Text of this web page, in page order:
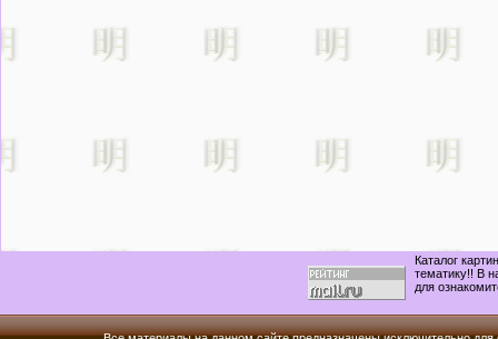
Каталог
тематику!! В
для